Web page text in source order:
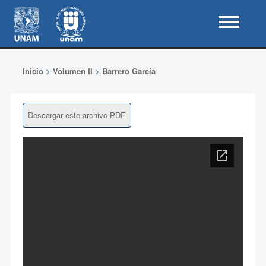
Inicio> Volumen II > Barrero García
Descargar este archivo PDF